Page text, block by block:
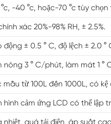
Bấc
-40 °c, hoặc-70 °c tùy chọn
xác 20%-98% RH, ± 2.5%.
động ± 0.5 ° C, độ lệch ± 2.0 °
nóng 3 ° C/phút, làm mát 1 °
mẫu từ 100L đến 1000L, có
hình cảm ứng LCD có thể lập
nhiệt, quá tải điện, áp suất